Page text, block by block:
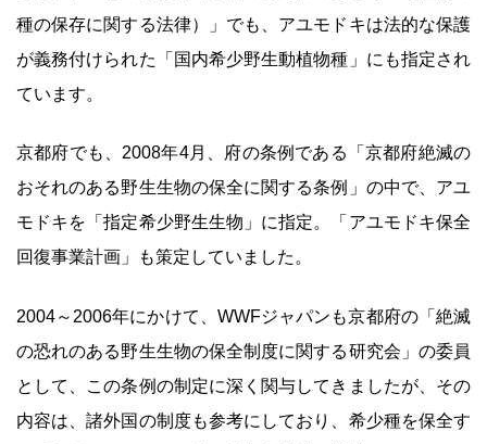
種の保存に関する法律）」でも、アユモドキは法的な保護
が義務付けられた「国内希少野生動植物種」にも指定され
ています。
京都府でも、2008年4月、府の条例である「京都府絶滅の
おそれのある野生生物の保全に関する条例」の中で、アユ
モドキを「指定希少野生生物」に指定。「アユモドキ保全
回復事業計画」も策定していました。
2004～2006年にかけて、WWFジャパンも京都府の「絶滅
の恐れのある野生生物の保全制度に関する研究会」の委員
として、この条例の制定に深く関与してきましたが、その
内容は、諸外国の制度も参考にしており、希少種を保全す